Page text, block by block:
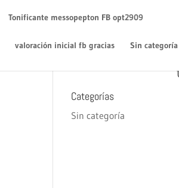
Tonificante messopepton FB opt2909
valoración inicial fb gracias Sin categoría
WordPressen¡Hola mundo!
Archivos
Categorías
Sin categoría